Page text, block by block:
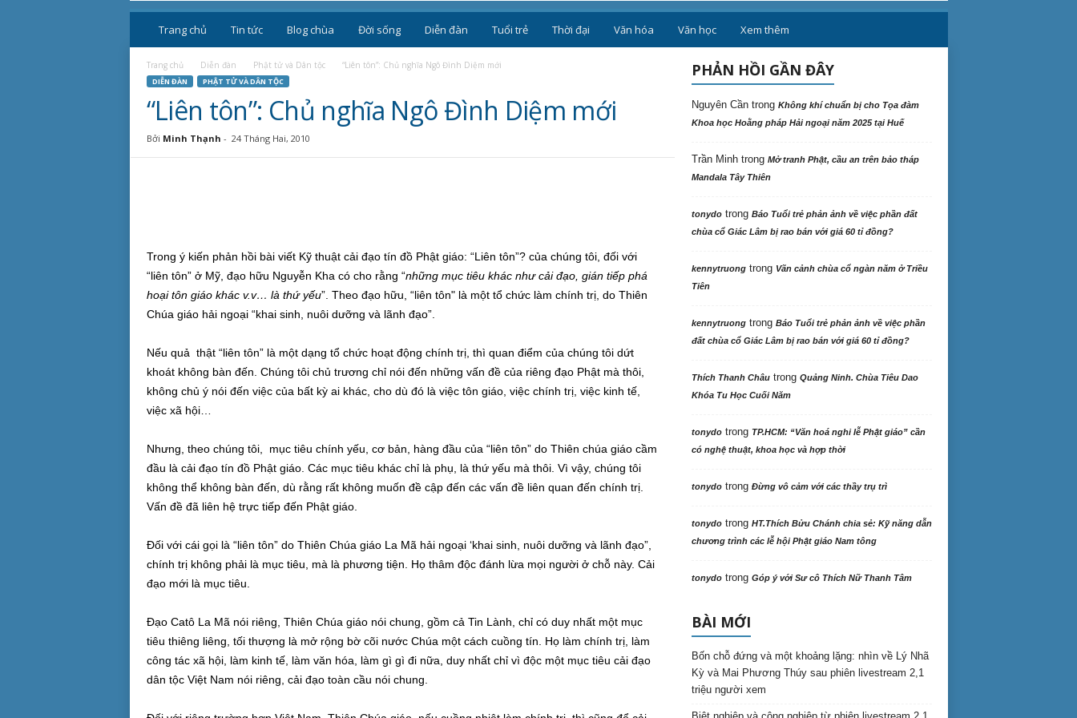
i
Trang chủ Tin tức Blog chùa Đời sống Diễn đàn Tuổi trẻ Thời đại Văn hóa Văn học
Trang chủ Diễn đàn Phật tử và Dân tộc “Liên tôn”: Chủ nghĩa Ngô Đình Diệm mới
DIỄN ĐÀN PHẬT TỬ VÀ DÂN TỘC
“Liên tôn”: Chủ nghĩa Ngô Đình Diệm mới
Bởi Minh Thạnh - 24 Tháng Hai, 2010
Trong ý kiến phản hồi bài viết Kỹ thuật cải đạo tín đồ Phật giáo: “Liên tôn”? của chúng tôi, đối với
“liên tôn” ở Mỹ, đạo hữu Nguyễn Kha có cho rằng “những mục tiêu khác như cải đạo, gián tiếp phá
hoại tôn giáo khác v.v… là thứ yếu”. Theo đạo hữu, “liên tôn" là một tổ chức làm chính trị, do Thiên
Chúa giáo hải ngoại “khai sinh, nuôi dưỡng và lãnh đạo”.
Nếu quả thật “liên tôn” là một dạng tổ chức hoạt động chính trị, thì quan điểm của chúng tôi dứt
khoát không bàn đến. Chúng tôi chủ trương chỉ nói đến những vấn đề của riêng đạo Phật mà thôi,
không chủ ý nói đến việc của bất kỳ ai khác, cho dù đó là việc tôn giáo, việc chính trị, việc kinh tế,
việc xã hội…
Nhưng, theo chúng tôi, mục tiêu chính yếu, cơ bản, hàng đầu của “liên tôn” do Thiên chúa giáo cầm
đầu là cải đạo tín đồ Phật giáo. Các mục tiêu khác chỉ là phụ, là thứ yếu mà thôi. Vì vậy, chúng tôi
không thể không bàn đến, dù rằng rất không muốn đề cập đến các vấn đề liên quan đến chính trị.
Vấn đề đã liên hệ trực tiếp đến Phật giáo.
Đối với cái gọi là “liên tôn” do Thiên Chúa giáo La Mã hải ngoại ‘khai sinh, nuôi dưỡng và lãnh đạo”,
chính trị không phải là mục tiêu, mà là phương tiện. Họ thâm độc đánh lừa mọi người ở chỗ này. Cải
đạo mới là mục tiêu.
Đạo Catô La Mã nói riêng, Thiên Chúa giáo nói chung, gồm cả Tin Lành, chỉ có duy nhất một mục
tiêu thiêng liêng, tối thượng là mở rộng bờ cõi nước Chúa một cách cuồng tín. Họ làm chính trị, làm
công tác xã hội, làm kinh tế, làm văn hóa, làm gì gì đi nữa, duy nhất chỉ vì độc một mục tiêu cải đạo
dân tộc Việt Nam nói riêng, cải đạo toàn cầu nói chung.
PHẢN HỒI GẦN ĐÂY
Nguyên Cầntrong Không khí chuẩn bị cho Tọa đàm
Khoa học Hoằng pháp Hải ngoại năm 2025 tại Huế
Trần Minhtrong Mở tranh Phật, cầu an trên bảo tháp
Mandala Tây Thiên
tonydotrong Báo Tuổi trẻ phản ảnh về việc phần đất
chùa cổ Giác Lâm bị rao bán với giá 60 tỉ đồng?
kennytruongtrong Vãn cảnh chùa cổ ngàn năm ở Triều
Tiên
kennytruongtrong Báo Tuổi trẻ phản ảnh về việc phần
đất chùa cổ Giác Lâm bị rao bán với giá 60 tỉ đồng?
Thích Thanh Châutrong Quảng Ninh. Chùa Tiêu Dao
Khóa Tu Học Cuối Năm
tonydotrong TP.HCM: “Văn hoá nghi lễ Phật giáo” cần
có nghệ thuật, khoa học và hợp thời
tonydotrong Đừng vô cảm với các thầy trụ trì
tonydotrong HT.Thích Bửu Chánh chia sẻ: Kỹ năng dẫn
chương trình các lễ hội Phật giáo Nam tông
tonydotrong Góp ý với Sư cô Thích Nữ Thanh Tâm
BÀI MỚI
Bốn chỗ đứng và một khoảng lặng: nhìn về Lý Nhã
Kỳ và Mai Phương Thúy sau phiên livestream 2,1
triệu người xem